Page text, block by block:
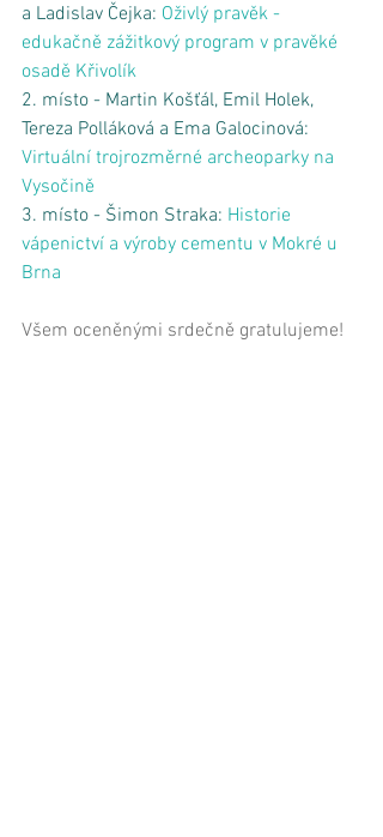
a Ladislav Čejka: Oživlý pravěk -
edukačně zážitkový program v pravěké
osadě Křivolík
2. místo - Martin Košťál, Emil Holek,
Tereza Polláková a Ema Galocinová:
Virtuální trojrozměrné archeoparky na
Vysočině
3. místo - Šimon Straka: Historie
vápenictví a výroby cementu v Mokré u
Brna
Všem oceněnými srdečně gratulujeme!